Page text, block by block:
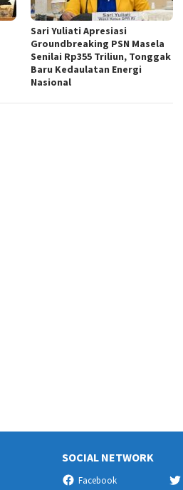
Sari Yuliati Apresiasi
Groundbreaking PSN Masela
Senilai Rp355 Triliun, Tonggak
Baru Kedaulatan Energi
Nasional
SOCIAL NETWORK
Facebook